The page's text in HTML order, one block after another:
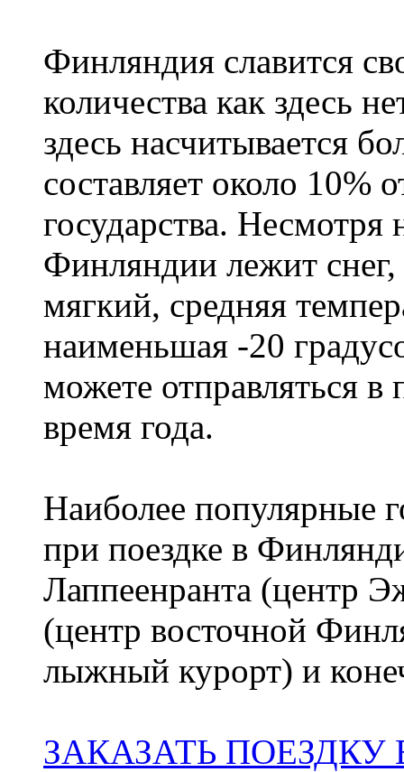
Финляндия славится
количества как здесь
здесь насчитывается
составляет около 10%
государства. Несмотря
Финляндии лежит
мягкий, средняя
наименьшая -20
можете отправляться
время года.
Наиболее популярные
при поездке в
Лаппеенранта (центр
(центр восточной
лыжный курорт) и
ЗАКАЗАТЬ